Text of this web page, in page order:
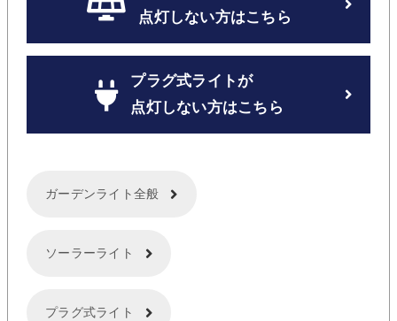
点灯しない方はこちら
プラグ式ライトが
点灯しない方はこちら
ガーデンライト全般
ソーラーライト
プラグ式ライト